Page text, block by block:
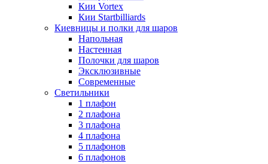
Кии Vortex
Кии Startbilliards
Киевницы и полки для шаров
Напольная
Настенная
Полочки для шаров
Эксклюзивные
Современные
Светильники
1 плафон
2 плафона
3 плафона
4 плафона
5 плафонов
6 плафонов